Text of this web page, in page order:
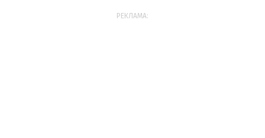
РЕКЛАМА: